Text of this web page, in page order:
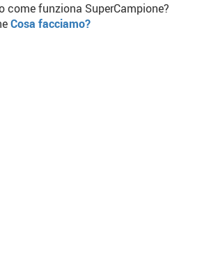
come funziona SuperCampione?
Cosa facciamo?